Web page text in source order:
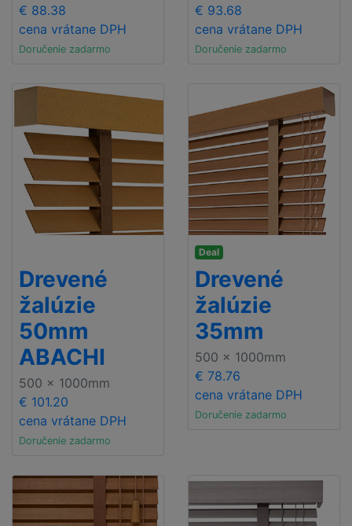
€ 88.38
cena vrátane DPH
Doručenie zadarmo
€ 93.68
cena vrátane DPH
Doručenie zadarmo
Drevené
žalúzie
50mm
ABACHI
500 x 1000mm
€ 101.20
cena vrátane DPH
Doručenie zadarmo
Deal
Drevené
žalúzie
35mm
500 x 1000mm
€ 78.76
cena vrátane DPH
Doručenie zadarmo